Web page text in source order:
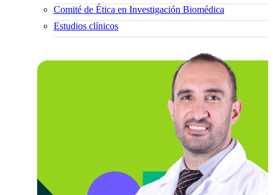
Comité de Ética en Investigación Biomédica
Estudios clínicos